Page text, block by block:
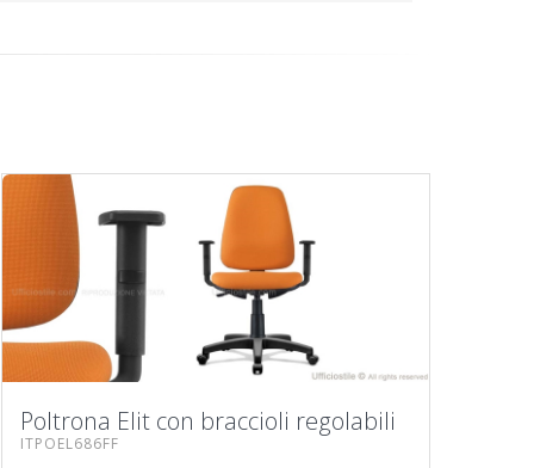
Poltrona Elit con braccioli regolabili
ITPOEL686FF